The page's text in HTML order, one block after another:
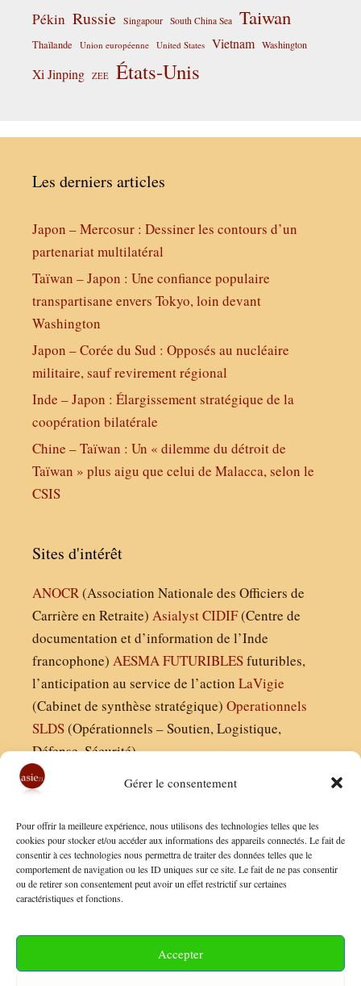
Gérer le consentement
Pour offrir la meilleure expérience, nous utilisons des technologies telles que les
cookies pour stocker et/ou accéder aux informations des appareils connectés. Le fait de
consentir à ces technologies nous permettra de traiter des données telles que le
comportement de navigation ou les ID uniques sur ce site. Le fait de ne pas consentir
ou de retirer son consentement peut avoir un effet restrictif sur certaines
caractéristiques et fonctions.
Accepter
Pékin Russie Singapour South China Sea Taiwan
Thaïlande Union européenne United States Vietnam Washington
Xi Jinping ZEE États-Unis
Les derniers articles
Japon – Mercosur : Dessiner les contours d’un
partenariat multilatéral
Taïwan – Japon : Une confiance populaire
transpartisane envers Tokyo, loin devant
Washington
Japon – Corée du Sud : Opposés au nucléaire
militaire, sauf revirement régional
Inde – Japon : Élargissement stratégique de la
coopération bilatérale
Chine – Taïwan : Un « dilemme du détroit de
Taïwan » plus aigu que celui de Malacca, selon le
CSIS
Sites d'intérêt
ANOCR(Association Nationale des Officiers de
Carrière en Retraite) AsialystCIDIF(Centre de
documentation et d’information de l’Inde
francophone) AESMAFUTURIBLESfuturibles,
l’anticipation au service de l’action LaVigie
(Cabinet de synthèse stratégique) Operationnels
SLDS(Opérationnels – Soutien, Logistique,
Défense, Sécurité)
Finaldées EURL
Siège social : 13 avenue Boudon, 75016, Paris
Nous contacter
Conditions Générales de Vente
Politique de Confidentialité